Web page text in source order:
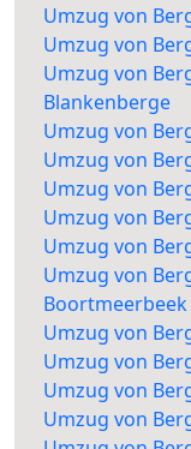
Umzug von
Umzug von
Umzug von
Blankenberge
Umzug von
Umzug von
Umzug von
Umzug von
Umzug von
Umzug von
Boortmeerbeek
Umzug von
Umzug von
Umzug von
Umzug von